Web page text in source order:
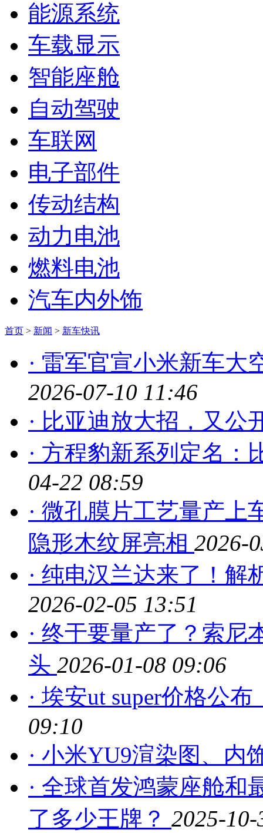
能源系统
车载显示
智能座舱
自动驾驶
车联网
电子部件
传动结构
动力电池
燃料电池
汽车内外饰
首页 > 新闻 > 新车快讯
· 雷军官宣小米新车大
2026-07-10 11:46
· 比亚迪放大招，又公
· 方程豹新系列定名
04-22 08:59
· 微孔膜片工艺量产上
隐形木纹屏亮相 2026-
· 纯电汉兰达来了！解
2026-02-05 13:51
· 终于要量产了？索尼
头 2026-01-08 09:06
· 埃安ut super价格公
09:10
· 小米YU9渲染图、内
· 全球首发鸿蒙座舱和
了多少王牌？ 2025-